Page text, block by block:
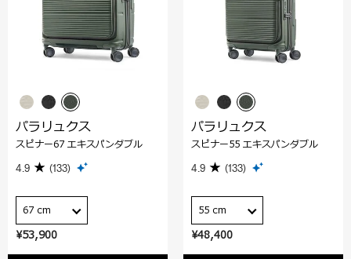
¥53,900
パラリュクス
スピナー67 エキスパンダブル
4.9 (133)
67 cm
¥48,400
パラリュクス
スピナー55 エキスパンダブル
4.9 (133)
55 cm